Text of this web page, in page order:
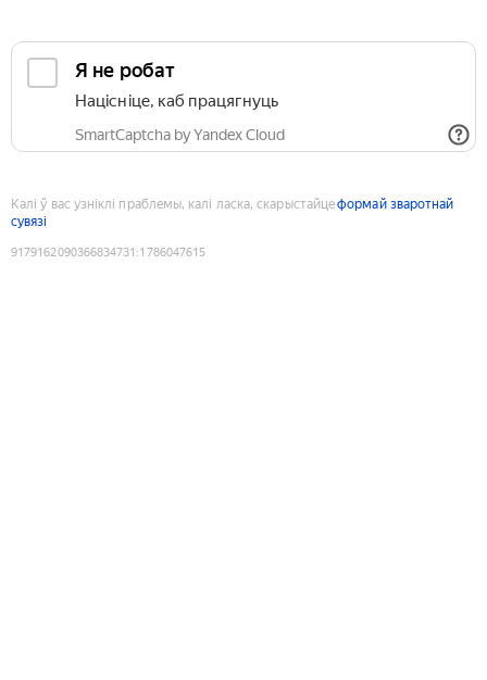
Я не робат
Націсніце, каб працягнуць
SmartCaptcha by Yandex Cloud
Калі ў вас узніклі праблемы, калі ласка, скарыстайцеформай зваротнай
сувязі
9179162090366834731 :1786047615